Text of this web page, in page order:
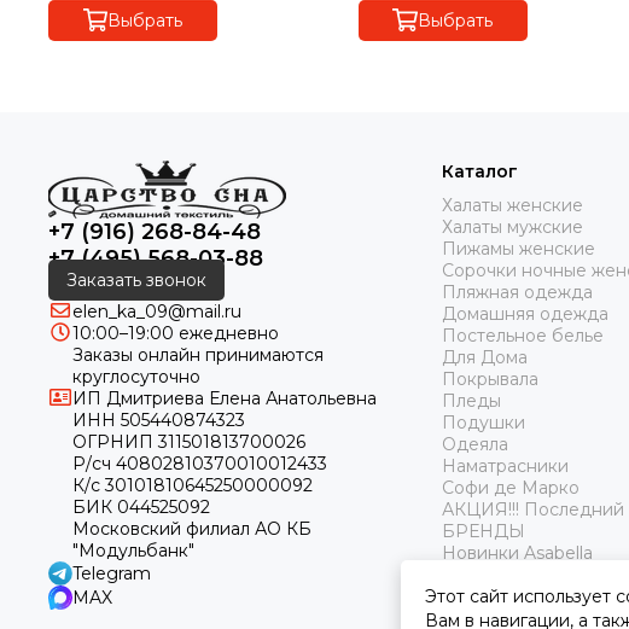
Выбрать Выбрать
+7 (916) 268-84-48
+7 (495) 568-03-88
Заказать звонок
elen_ka_09@mail.ru
10:00–19:00 ежедневно
Заказы онлайн принимаются
круглосуточно
ИП Дмитриева Елена Анатольевна
ИНН 505440874323
ОГРНИП 311501813700026
Р/сч 40802810370010012433
К/с 30101810645250000092
БИК 044525092
Московский филиал АО КБ
"Модульбанк"
Telegram
MAX
Каталог
Халаты женские
Халаты мужские
Пижамы женские
Сорочки ночные
Пляжная одежда
Домашняя одежда
Постельное белье
Для Дома
Покрывала
Пледы
Подушки
Одеяла
Наматрасники
Софи де Марко
АКЦИЯ!!! Последний
БРЕНДЫ
Новинки Asabella
Этот сайт использует
Вам в навигации, а